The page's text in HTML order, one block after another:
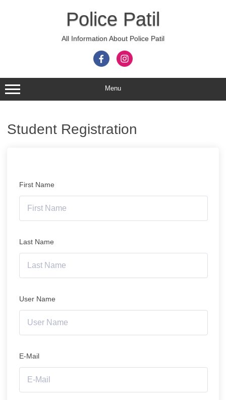
Police Patil
All Information About Police Patil
Menu
Student Registration
First Name
Last Name
User Name
E-Mail